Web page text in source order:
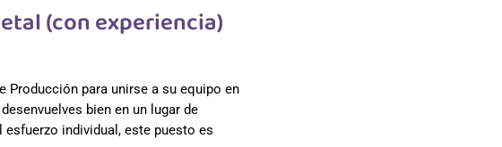
(con experiencia)
Producción para unirse a su equipo en
bien en un lugar de
individual, este puesto es